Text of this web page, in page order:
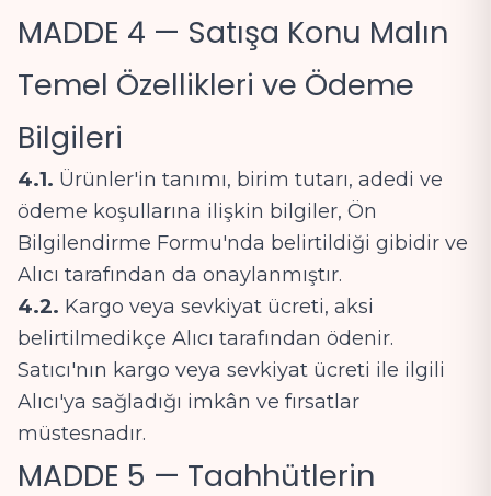
MADDE 4 — Satışa Konu Malın
Temel Özellikleri ve Ödeme
Bilgileri
4.1. Ürünler'in tanımı, birim tutarı, adedi ve
ödeme koşullarına ilişkin bilgiler, Ön
Bilgilendirme Formu'nda belirtildiği gibidir ve
Alıcı tarafından da onaylanmıştır.
4.2. Kargo veya sevkiyat ücreti, aksi
belirtilmedikçe Alıcı tarafından ödenir.
Satıcı'nın kargo veya sevkiyat ücreti ile ilgili
Alıcı'ya sağladığı imkân ve fırsatlar
müstesnadır.
MADDE 5 — Taahhütlerin